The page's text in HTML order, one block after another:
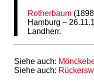
Rotherbaum
Hamburg –
Landherr.
Siehe auch:
Siehe auch: